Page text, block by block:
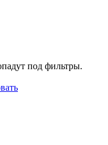
под фильтры.